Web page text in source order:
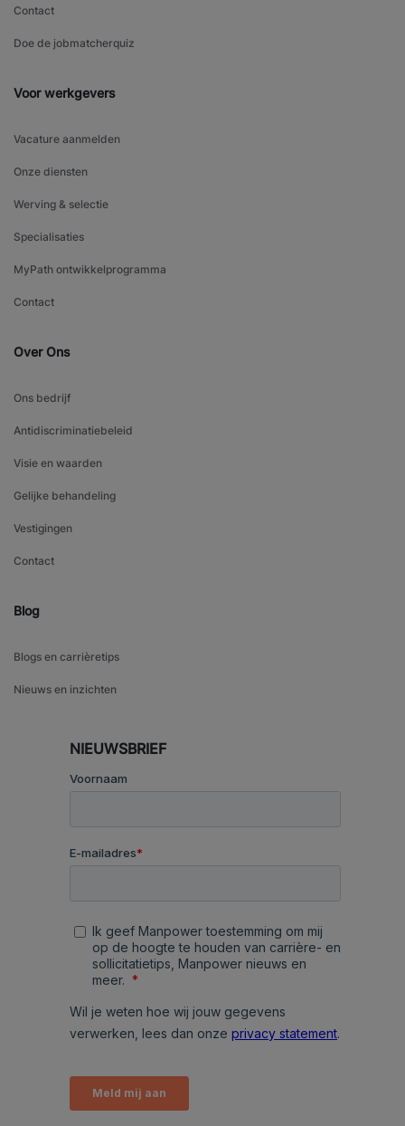
Contact
Doe de jobmatcherquiz
Voor werkgevers
Vacature aanmelden
Onze diensten
Werving & selectie
Specialisaties
MyPath ontwikkelprogramma
Contact
Over Ons
Ons bedrijf
Antidiscriminatiebeleid
Visie en waarden
Gelijke behandeling
Vestigingen
Contact
Blog
Blogs en carrièretips
Nieuws en inzichten
NIEUWSBRIEF